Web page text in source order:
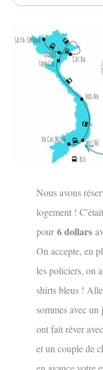
Nous avons
logement !
pour6 dollars
On accepte, en
les policiers, on
shirts bleus !
sommes avec
ont fait rêver
et un couple de